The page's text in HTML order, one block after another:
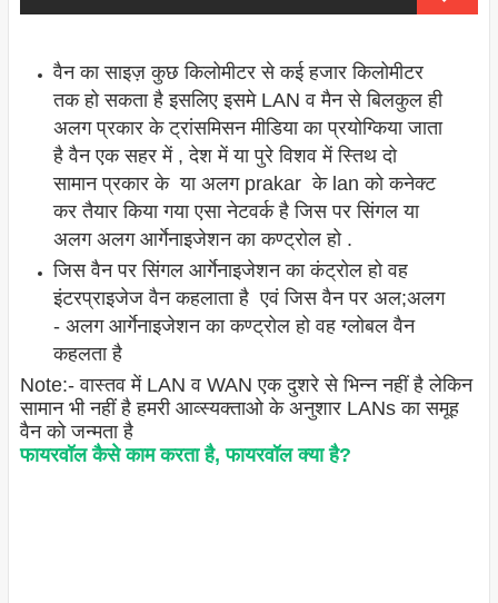
वैन का साइज़ कुछ किलोमीटर से कई हजार किलोमीटर
तक हो सकता है इसलिए इसमे LAN व मैन से बिलकुल ही
अलग प्रकार के ट्रांसमिसन मीडिया का प्रयोग्किया जाता
है वैन एक सहर में , देश में या पुरे विशव में स्तिथ दो
सामान प्रकार के या अलग prakar के lan को कनेक्ट
कर तैयार किया गया एसा नेटवर्क है जिस पर सिंगल या
अलग अलग आर्गेनाइजेशन का कण्ट्रोल हो .
जिस वैन पर सिंगल आर्गेनाइजेशन का कंट्रोल हो वह
इंटरप्राइजेज वैन कहलाता है एवं जिस वैन पर अल;अलग
- अलग आर्गेनाइजेशन का कण्ट्रोल हो वह ग्लोबल वैन
कहलता है
Note:- वास्तव में LAN व WAN एक दुशरे से भिन्न नहीं है लेकिन
सामान भी नहीं है हमरी आव्स्यक्ताओ के अनुशार LANs का समूह
वैन को जन्मता है
फायरवॉल कैसे काम करता है, फायरवॉल क्या है?